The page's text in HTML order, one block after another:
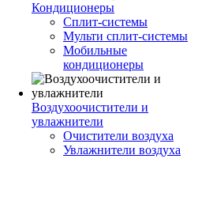
Кондиционеры
Сплит-системы
Мульти сплит-системы
Мобильные
кондиционеры
Воздухоочистители и
увлажнители
Очистители воздуха
Увлажнители воздуха